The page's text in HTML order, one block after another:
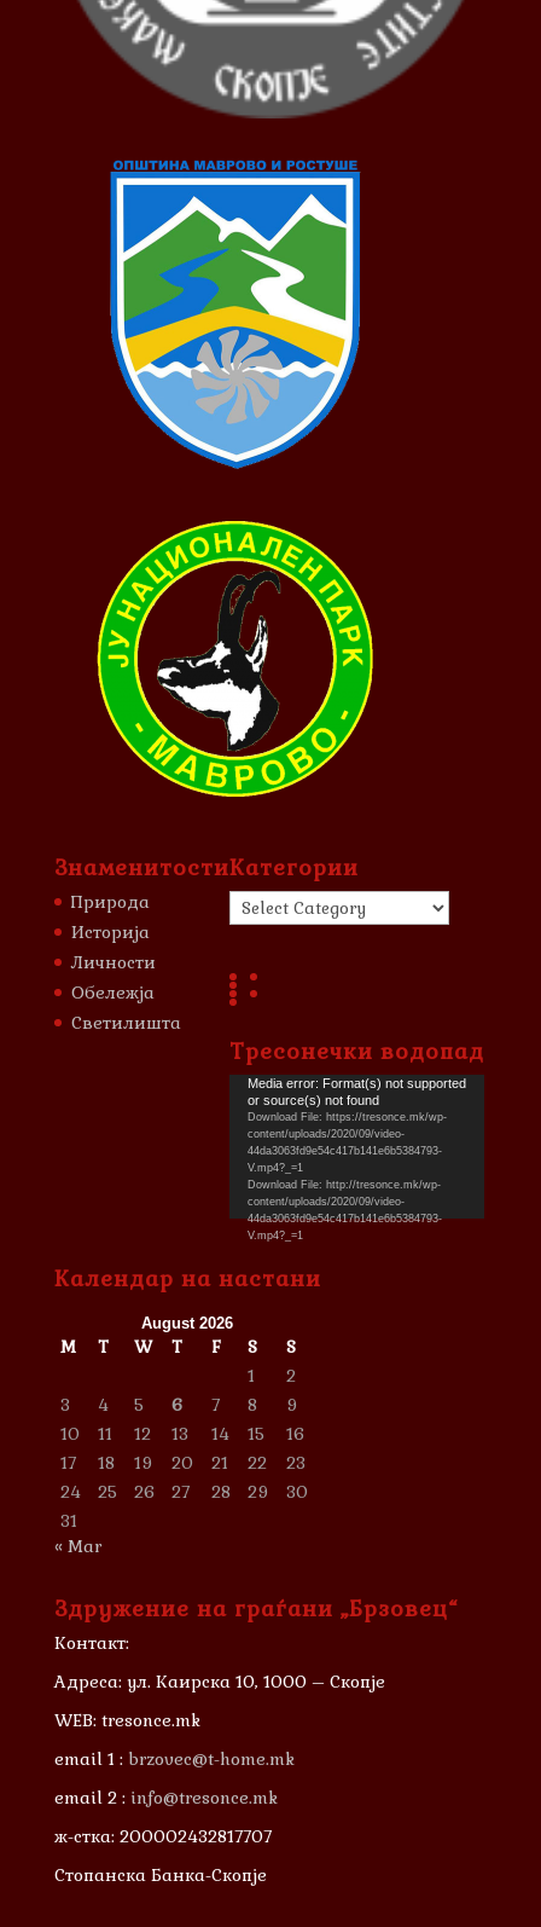
Знаменитости
Природа
Историја
Личности
Обележја
Светилишта
Категории
Категории
Тресонечки водопад
Video
Player
Media error: Format(s) not supported
or source(s) not found
Download File: https://tresonce.mk/wp-
content/uploads/2020/09/video-
44da3063fd9e54c417b141e6b5384793-
V.mp4?_=1
Download File: http://tresonce.mk/wp-
content/uploads/2020/09/video-
44da3063fd9e54c417b141e6b5384793-
V.mp4?_=1
Календар на настани
August 2026
M T W T F S
S
1
2
3
4 5 6 7 8
9
10
11 12 13 14 15
16
17
18 19 20 21 22
23
24
25 26 27 28 29
30
31
« Mar
Здружение на граѓани „Брзовец“
Контакт:
Адреса: ул. Каирска 10, 1000 – Скопје
WEB: tresonce.mk
email 1 : brzovec@t-home.mk
email 2 : info@tresonce.mk
ж-стка: 200002432817707
Стопанска Банка-Скопје